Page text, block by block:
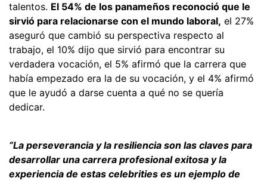
talentos. El 54% de los panameños reconoció que le
sirvió para relacionarse con el mundo laboral, el 27%
aseguró que cambió su perspectiva respecto al
trabajo, el 10% dijo que sirvió para encontrar su
verdadera vocación, el 5% afirmó que la carrera que
había empezado era la de su vocación, y el 4% afirmó
que le ayudó a darse cuenta a qué no se quería
dedicar.
“La perseverancia y la resiliencia son las claves para
desarrollar una carrera profesional exitosa y la
experiencia de estas celebrities es un ejemplo de